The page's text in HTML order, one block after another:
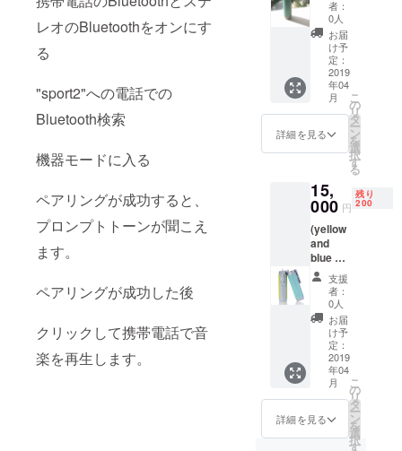
レオのBluetoothをオンにす
る
"sport2"への電話での
Bluetooth検索
機器モードに入る
ペアリングが成功すると、
プロンプトトーンが聞こえ
ます。
ペアリングが成功した後
クリックして携帯電話で音
楽を再生します。
割が担える
よう、輸出
入業務に取
り組んで参
ります。
ポータ
ブルス
ピー
カー
（MPS-
88） 青
色1個
者：
0人
お届
け予
定：
2019
年04
月
詳細を見る
こ
の
リ
タ
ー
ン
を
選
択
す
る
15,
000 円
残り
200
(yellow
and
blue 黄
色と青
色)
(2pcs)
世界初
の6-in-1
多機能
ポータ
ブルス
ピー
カー
（MPS-
88）2個
支援
者：
0人
お届
け予
定：
2019
年04
月
詳細を見る
こ
の
リ
タ
ー
ン
を
選
択
す